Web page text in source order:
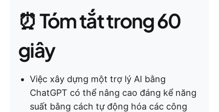
⏰ Tóm tắt trong 60
giây
Việc xây dựng một trợ lý AI bằng
ChatGPT có thể nâng cao đáng kể năng
suất bằng cách tự động hóa các công